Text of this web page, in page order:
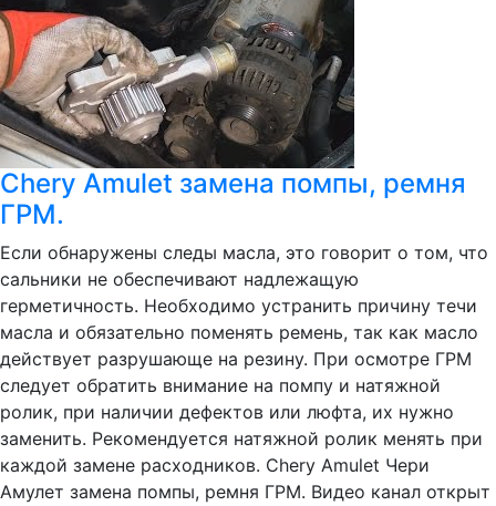
Chery Amulet замена помпы, ремня
ГРМ.
Если обнаружены следы масла, это говорит о том, что
сальники не обеспечивают надлежащую
герметичность. Необходимо устранить причину течи
масла и обязательно поменять ремень, так как масло
действует разрушающе на резину. При осмотре ГРМ
следует обратить внимание на помпу и натяжной
ролик, при наличии дефектов или люфта, их нужно
заменить. Рекомендуется натяжной ролик менять при
каждой замене расходников. Chery Amulet Чери
Амулет замена помпы, ремня ГРМ. Видео канал открыт